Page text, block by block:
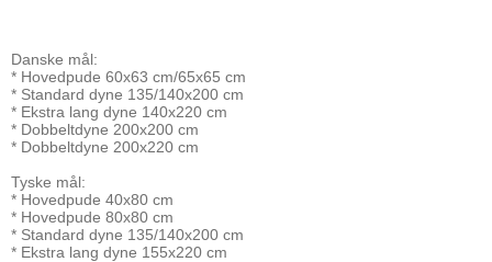
Danske mål:
* Hovedpude 60x63 cm/65x65 cm
* Standard dyne 135/140x200 cm
* Ekstra lang dyne 140x220 cm
* Dobbeltdyne 200x200 cm
* Dobbeltdyne 200x220 cm
Tyske mål:
* Hovedpude 40x80 cm
* Hovedpude 80x80 cm
* Standard dyne 135/140x200 cm
* Ekstra lang dyne 155x220 cm